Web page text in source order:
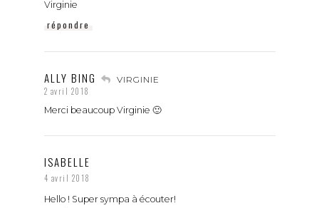
Virginie
répondre
ALLY BING VIRGINIE
2 avril 2018
Merci beaucoup Virginie 🙂
ISABELLE
4 avril 2018
Hello ! Super sympa à écouter!